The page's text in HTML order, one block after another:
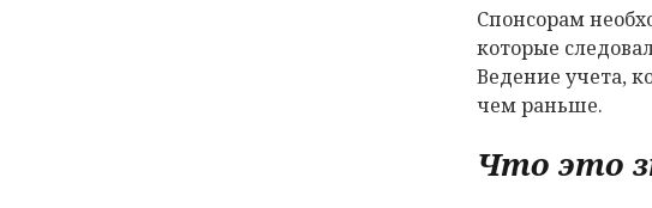
Спонсорам
которые
Ведение учета,
чем раньше.
Что это